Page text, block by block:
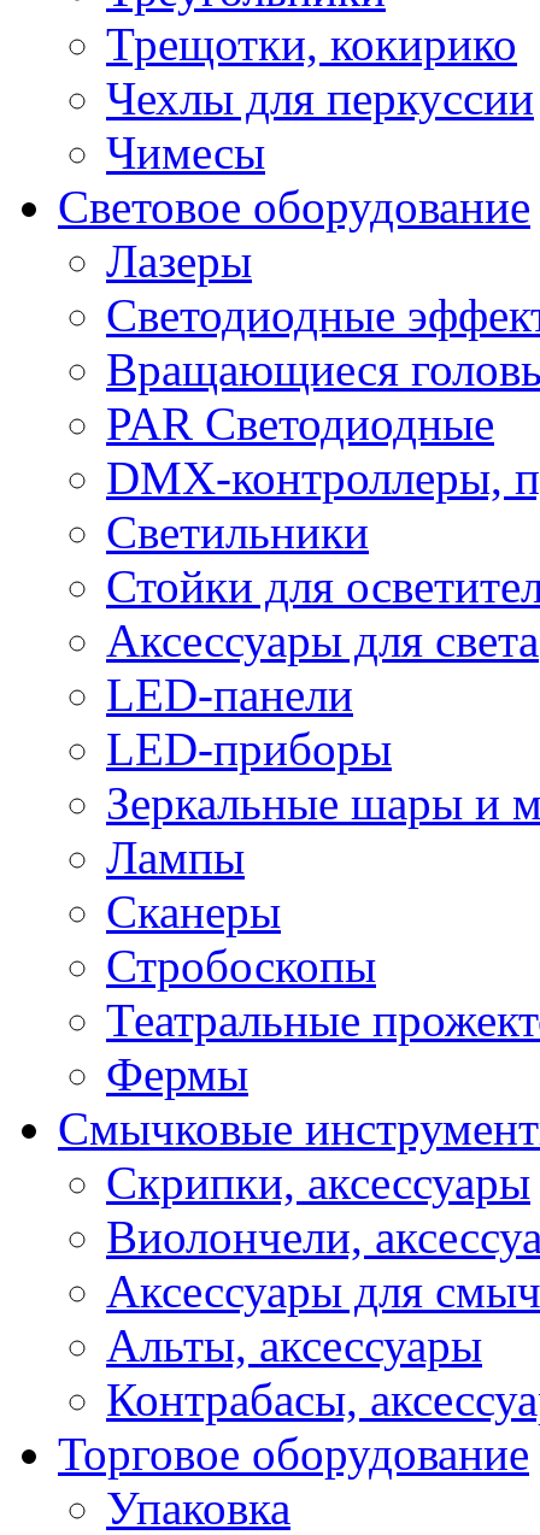
Трещотки, кокирико
Чехлы для перкуссии
Чимесы
Световое оборудование
Лазеры
Светодиодные
Вращающиеся
PAR Светодиодные
DMX-контроллеры,
Светильники
Стойки для
Аксессуары для света
LED-панели
LED-приборы
Зеркальные шары и
Лампы
Сканеры
Стробоскопы
Театральные
Фермы
Смычковые
Скрипки, аксессуары
Виолончели,
Аксессуары для
Альты, аксессуары
Контрабасы,
Торговое оборудование
Упаковка